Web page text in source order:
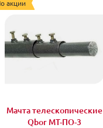
акции
Мачта телескопические
Qbor МТ-ПО-3